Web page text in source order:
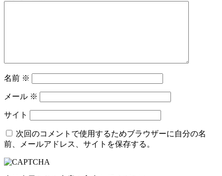
名前 ※
メール ※
サイト
次回のコメントで使用するためブラウザーに自分の名
前、メールアドレス、サイトを保存する。